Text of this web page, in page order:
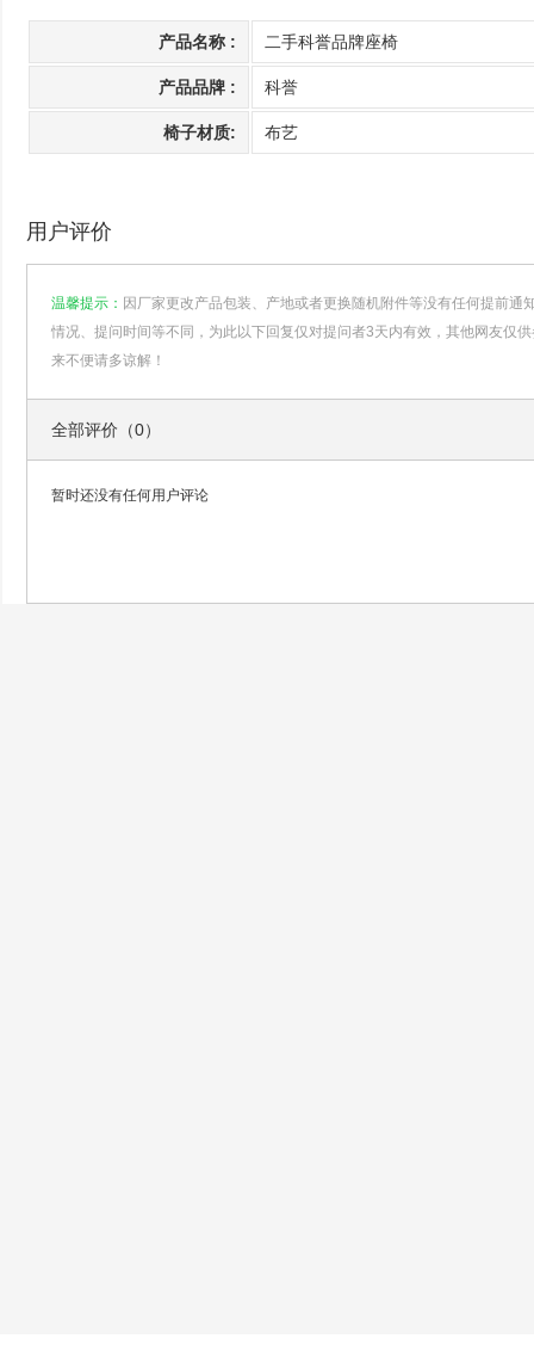
产品名称 : 二手科誉品牌座椅
产品品牌 : 科誉
椅子材质: 布艺
用户评价
温馨提示： 因厂家更改产品包装、产地或者更换随机附件等没有任何提前通
情况、提问时间等不同，为此以下回复仅对提问者3天内有效，其他网友仅
来不便请多谅解！
全部评价（0）
暂时还没有任何用户评论